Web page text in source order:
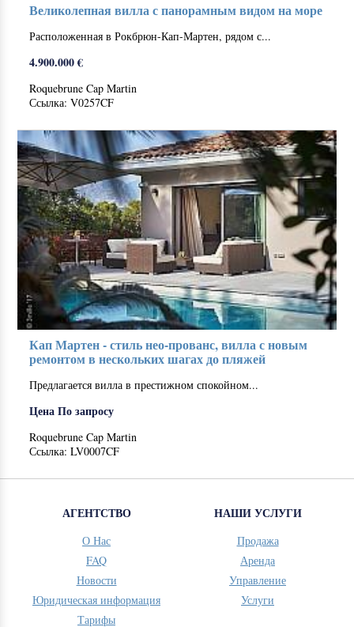
Великолепная вилла с панорамным видом на море
Расположенная в Рокбрюн-Кап-Мартен, рядом с...
4.900.000 €
Roquebrune Cap Martin
Ссылка: V0257CF
Кап Мартен - стиль нео-прованс, вилла с новым
ремонтом в нескольких шагах до пляжей
Предлагается вилла в престижном спокойном...
Цена По запросу
Roquebrune Cap Martin
Ссылка: LV0007CF
АГЕНТСТВО
О Нас
FAQ
Новости
Юридическая информация
Тарифы
НАШИ УСЛУГИ
Продажа
Аренда
Управление
Услуги